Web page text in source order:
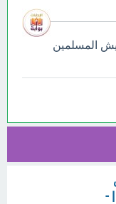
المسلمين
-